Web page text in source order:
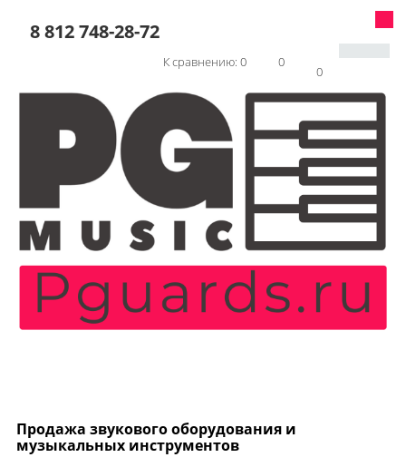
8 812 748-28-72
0
0
К сравнению: 0
Продажа звукового оборудования и
музыкальных инструментов